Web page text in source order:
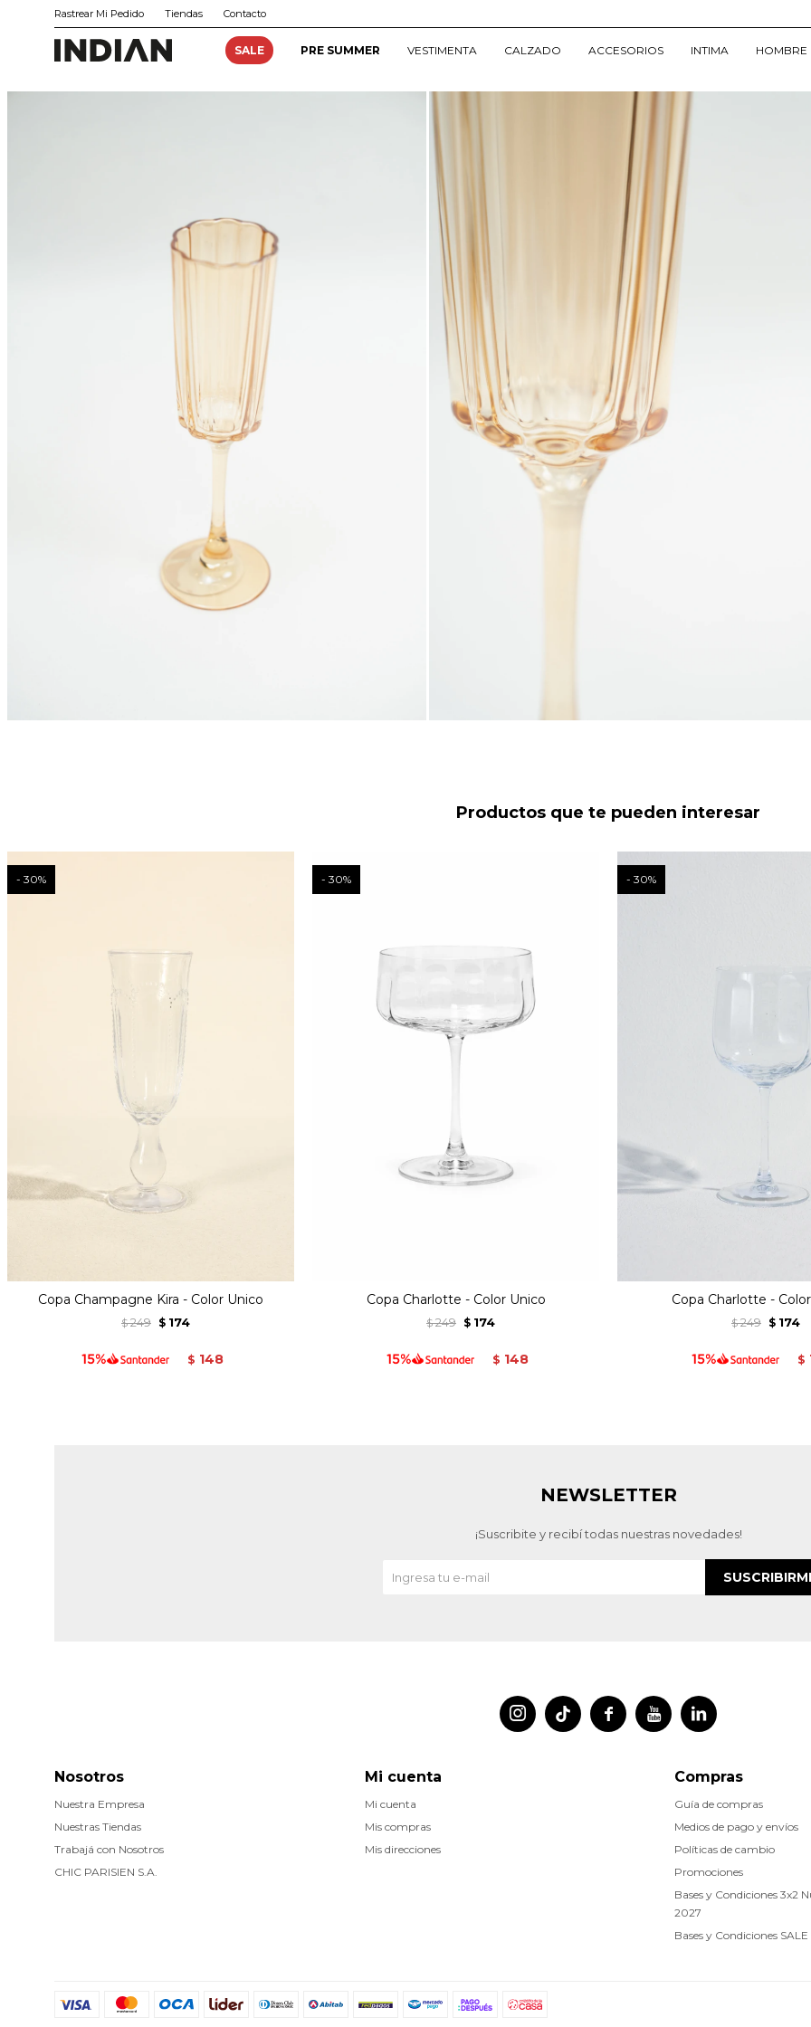
SALE PRE SUMMER VESTIMENTA CALZADO ACCESORIOS INTIMA HOMBRE
Rastrear Mi Pedido Tiendas Contacto
Productos que te pueden interesar
30
Copa Champagne Kira - Color Unico
$ 249 $ 174
$ 148
30
Copa Charlotte - Color Unico
$ 249 $ 174
$ 148
30
Copa Charlotte -
$ 249 $ 174
$
 
 
Nosotros
Nuestra Empresa
Nuestras Tiendas
Trabajá con Nosotros
CHIC PARISIEN S.A.
Compras
Guía de compras
Medios de pago y envíos
Políticas de cambio
Promociones
Bases y Condiciones 3x2
2027
Bases y Condiciones SALE
Mi cuenta
Mi cuenta
Mis compras
Mis direcciones
NEWSLETTER
¡Suscribite y recibí todas nuestras novedades!